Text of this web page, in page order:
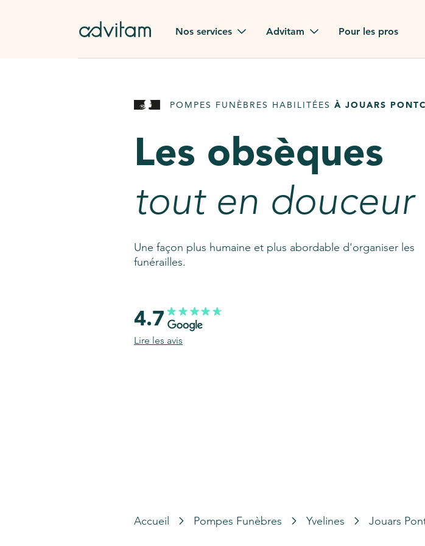
Nos services
Rapatriement à
Pierre tombale
AssistGPT
Nos services en plus
Advitam
Advitam dans la presse
Consultez notre FAQ
Pour les pros
POMPES FUNÈBRES HABILITÉES À JOUARS
Les obsèques
tout en douceur
Une façon plus humaine et plus abordable d'organiser les
funérailles.
4.7
Lire les avis
Accueil Pompes Funèbres Yvelines Jouars